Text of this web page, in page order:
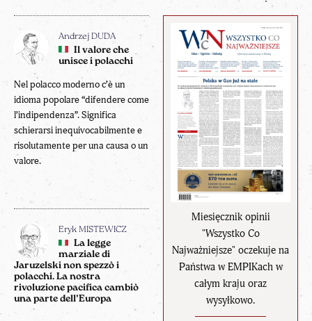
Miesięcznik opinii
"Wszystko Co
Najważniejsze" oczekuje na
Państwa w EMPIKach w
całym kraju oraz
wysyłkowo.
Andrzej DUDA
Il valore che
unisce i polacchi
Nel polacco moderno c’è un
idioma popolare “difendere come
l’indipendenza”. Significa
schierarsi inequivocabilmente e
risolutamente per una causa o un
valore.
Eryk MISTEWICZ
La legge
marziale di
Jaruzelski non spezzò i
polacchi. La nostra
rivoluzione pacifica cambiò
una parte dell’Europa